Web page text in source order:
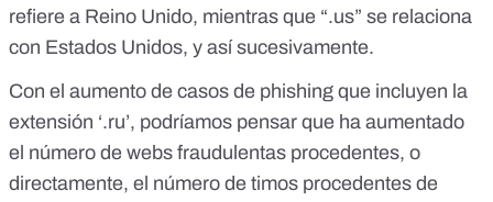
refiere a Reino Unido, mientras que “.us” se relaciona
con Estados Unidos, y así sucesivamente.
Con el aumento de casos de phishing que incluyen la
extensión ‘.ru’, podríamos pensar que ha aumentado
el número de webs fraudulentas procedentes, o
directamente, el número de timos procedentes de